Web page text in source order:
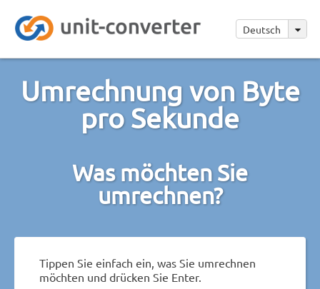
Deutsch
Umrechnung von Byte
pro Sekunde
Was möchten Sie
umrechnen?
Tippen Sie einfach ein, was Sie umrechnen
möchten und drücken Sie Enter.